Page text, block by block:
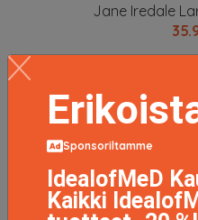
Jane Iredale
Sponsoriltamme
IdealofMeD
Kaikki